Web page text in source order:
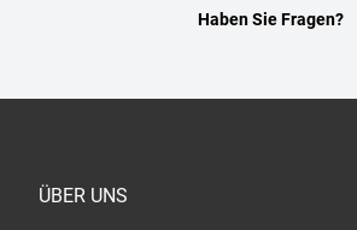
Haben Sie Fragen?
ÜBER UNS